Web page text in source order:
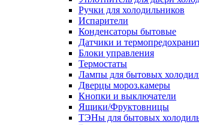
Ручки для холодильников
Испарители
Конденсаторы бытовые
Датчики и
Блоки управления
Термостаты
Лампы для бытовых
Дверцы мороз.камеры
Кнопки и выключатели
Ящики/Фруктовницы
ТЭНы для бытовых